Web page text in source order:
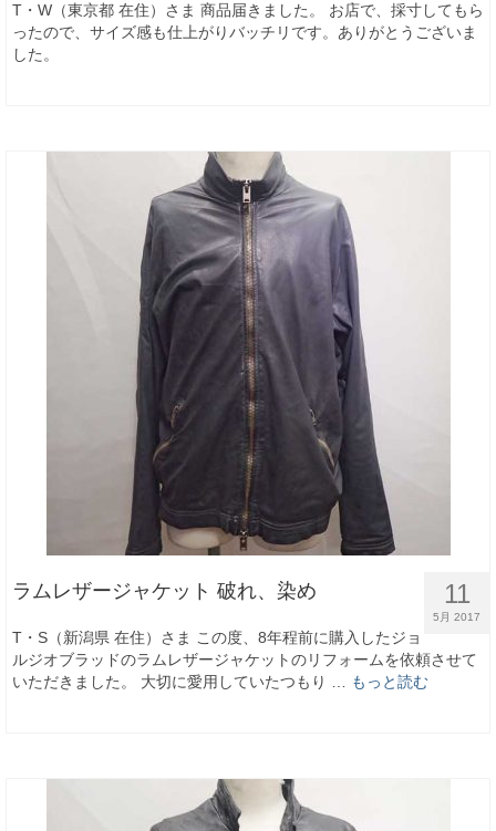
T・W（東京都 在住）さま 商品届きました。 お店で、採寸してもら
ったので、サイズ感も仕上がりバッチリです。ありがとうございま
した。
11
5月 2017
ラムレザージャケット 破れ、染め
T・S（新潟県 在住）さま この度、8年程前に購入したジョ
ルジオブラッドのラムレザージャケットのリフォームを依頼させて
いただきました。 大切に愛用していたつもり …
もっと読む